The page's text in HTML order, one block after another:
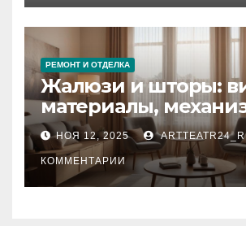
РЕМОНТ И ОТДЕЛКА
Жалюзи и шторы:
материалы,
управления и уход
НОЯ 12, 2025 ARTTEATR24_R
КОММЕНТАРИИ